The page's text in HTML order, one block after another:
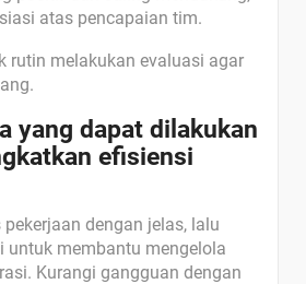
atas pencapaian tim.
rutin melakukan evaluasi agar
yang dapat dilakukan
efisiensi
dengan jelas, lalu
untuk membantu mengelola
Kurangi gangguan dengan